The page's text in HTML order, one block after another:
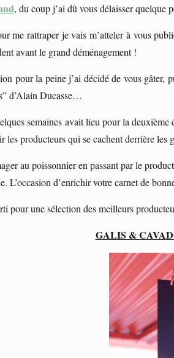
, du coup j’ai dû vous délaisser quelque
me rattraper je vais m’atteler à vous
avant le grand déménagement !
pour la peine j’ai décidé de vous gâter,
d’Alain Ducasse…
semaines avait lieu pour la
les producteurs qui se cachent derrière les
au poissonnier en passant par le
L’occasion d’enrichir votre carnet de
pour une sélection des meilleurs
GALIS &